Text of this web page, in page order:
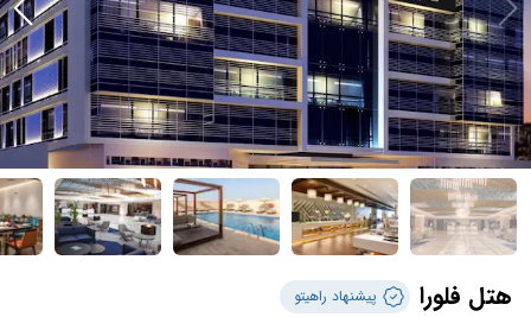
ثبت نام آژانس
بلیط هواپیما
تور
درباره ما
ارتباط با ما
هتل فلورا پیشنهاد راهیتو